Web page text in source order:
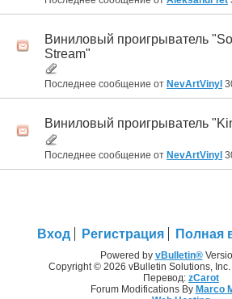
Виниловый проигрыватель
Stream"
Последнее сообщение от NevArtVinyl
Виниловый проигрыватель
Последнее сообщение от NevArtVinyl
Вход Регистрация Полная
Powered by vBulletin®
Copyright © 2026 vBulletin Solutions,
Перевод: zCarot
Forum Modifications By Marco